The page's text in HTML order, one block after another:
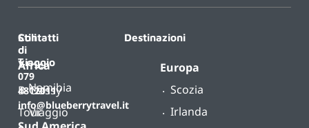
Contatti
T.
079
4812011
info@blueberrytravel.it
Destinazioni
Africa
Namibia
Europa
Scozia
Irlanda
Stili
di
viaggio
B-
Tour
Classy
Viaggio